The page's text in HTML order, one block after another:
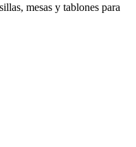
mesas y tablones para